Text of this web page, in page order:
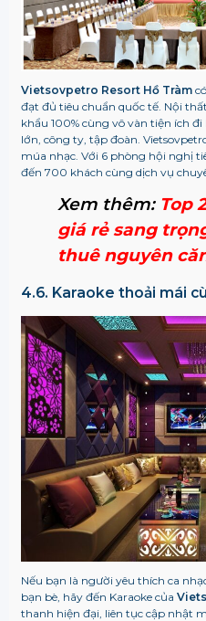
Vietsovpetro Resort Hồ Tràm
đạt đủ tiêu chuẩn quốc tế. Nội
khẩu 100% cùng vô vàn tiện ích
lớn, công ty, tập đoàn.
múa nhạc. Với 6 phòng hội nghị
đến 700 khách cùng dịch vụ
Xem thêm: Top
giá rẻ sang
thuê nguyên
4.6. Karaoke thoải mái
Nếu bạn là người yêu thích ca
bạn bè, hãy đến Karaoke của
thanh hiện đại, liên tục cập nhật